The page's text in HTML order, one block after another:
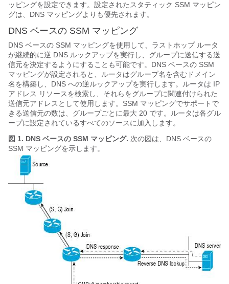
ッピングを設定できます。設定されたスタティック SSM マッピン
グは、DNS マッピングよりも優先されます。
DNS ベースの SSM マッピング
DNS ベースの SSM マッピングを使用して、ラストホップ ルータ
が継続的に逆 DNS ルックアップを実行し、グループに送信する送
信元を決定するようにすることも可能です。DNS ベースの SSM
マッピングが設定されると、ルータはグループ名を含むドメイン
名を構築し、DNS への逆ルックアップを実行します。ルータは IP
アドレス リソースを検索し、それらをグループに関連付けられた
送信元アドレスとして使用します。SSM マッピングでサポートで
きる送信元の数は、グループごとに最大 20 です。ルータは各グル
ープに設定されているすべてのソースに加入します。
図 1. DNS ベースの SSM マッピング. 次の図は、DNS ベースの
SSM マッピングを示します。